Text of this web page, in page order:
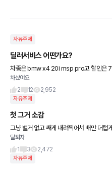
자유주제
딜러서비스 어떤가요?
차종은 bmw x4 20i msp pro고 할인은
안은 제가 부담하는 금액입니다. 부담금액이 적
퍼옵틱 전측
차샀어요
2
12 2,952
자유주제
첫 그거 소감
그냥 별거 없고 쌔게 내려찍어서 배만
탈퇴자
1
3 2,472
자유주제